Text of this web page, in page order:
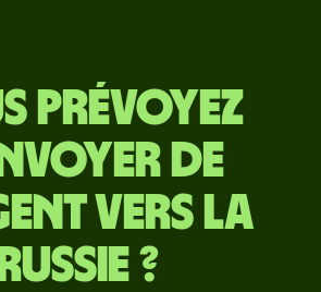
prévoyez
de
vers la
Russie ?